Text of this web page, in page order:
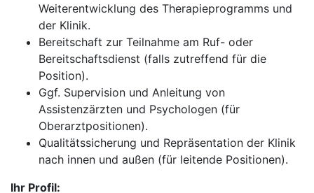
Weiterentwicklung des Therapieprogramms und
der Klinik.
Bereitschaft zur Teilnahme am Ruf- oder
Bereitschaftsdienst (falls zutreffend für die
Position).
Ggf. Supervision und Anleitung von
Assistenzärzten und Psychologen (für
Oberarztpositionen).
Qualitätssicherung und Repräsentation der Klinik
nach innen und außen (für leitende Positionen).
Ihr Profil: